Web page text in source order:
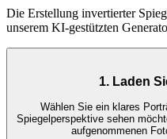
Die Erstellung invertierter
unserem KI-gestützten
1. Laden
Wählen Sie ein klares
Spiegelperspektive sehen
aufgenommenen